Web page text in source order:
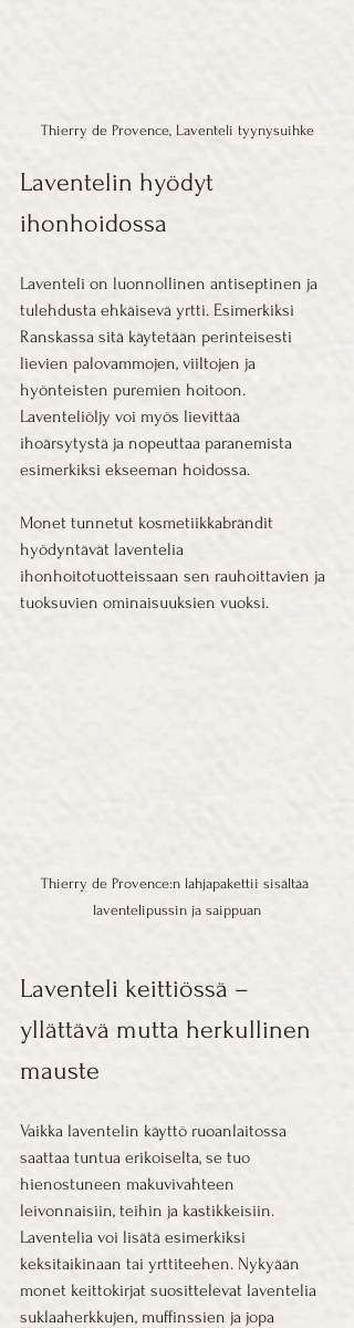
Thierry de Provence, Laventeli tyynysuihke
Laventelin hyödyt
ihonhoidossa
Laventeli on luonnollinen antiseptinen ja
tulehdusta ehkäisevä yrtti. Esimerkiksi
Ranskassa sitä käytetään perinteisesti
lievien palovammojen, viiltojen ja
hyönteisten puremien hoitoon.
Laventeliöljy voi myös lievittää
ihoärsytystä ja nopeuttaa paranemista
esimerkiksi ekseeman hoidossa.
Monet tunnetut kosmetiikkabrändit
hyödyntävät laventelia
ihonhoitotuotteissaan sen rauhoittavien ja
tuoksuvien ominaisuuksien vuoksi.
Thierry de Provence:n lahjapakettii sisältää
laventelipussin ja saippuan
Laventeli keittiössä –
yllättävä mutta herkullinen
mauste
Vaikka laventelin käyttö ruoanlaitossa
saattaa tuntua erikoiselta, se tuo
hienostuneen makuvivahteen
leivonnaisiin, teihin ja kastikkeisiin.
Laventelia voi lisätä esimerkiksi
keksitaikinaan tai yrttiteehen. Nykyään
monet keittokirjat suosittelevat laventelia
suklaaherkkujen, muffinssien ja jopa